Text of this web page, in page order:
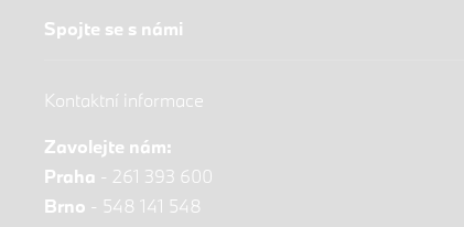
Spojte se s námi
Kontaktní informace
Zavolejte nám:
Praha - 261 393 600
Brno - 548 141 548